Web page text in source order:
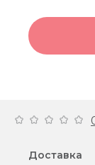
Доставка